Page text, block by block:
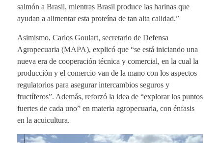
salmón a Brasil, mientras Brasil produce las harinas que
ayudan a alimentar esta proteína de tan alta calidad.”
Asimismo, Carlos Goulart, secretario de Defensa
Agropecuaria (MAPA), explicó que “se está iniciando una
nueva era de cooperación técnica y comercial, en la cual la
producción y el comercio van de la mano con los aspectos
regulatorios para asegurar intercambios seguros y
fructíferos”. Además, reforzó la idea de “explorar los puntos
fuertes de cada uno” en materia agropecuaria, con énfasis
en la acuicultura.